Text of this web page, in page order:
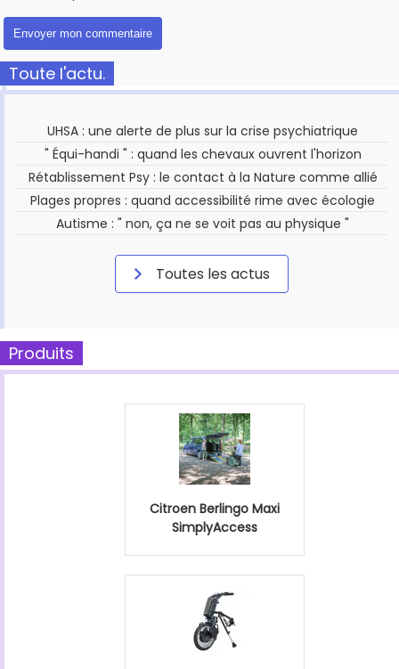
Toute l'actu.
UHSA : une alerte de plus sur la crise psychiatrique
" Équi-handi " : quand les chevaux ouvrent l'horizon
Rétablissement Psy : le contact à la Nature comme allié
Plages propres : quand accessibilité rime avec écologie
Autisme : " non, ça ne se voit pas au physique "
Toutes les actus
Produits
Citroen Berlingo Maxi
SimplyAccess